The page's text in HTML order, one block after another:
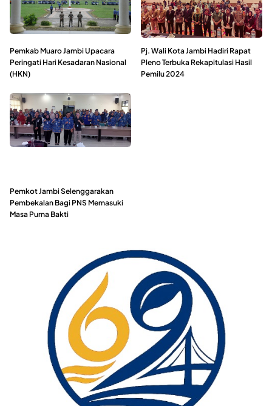
Pemkab Muaro Jambi Upacara
Peringati Hari Kesadaran Nasional
(HKN)
Pj. Wali Kota Jambi Hadiri Rapat
Pleno Terbuka Rekapitulasi Hasil
Pemilu 2024
Pemkot Jambi Selenggarakan
Pembekalan Bagi PNS Memasuki
Masa Purna Bakti